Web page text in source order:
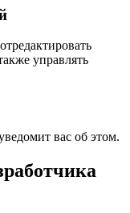
управлять
вас об этом.